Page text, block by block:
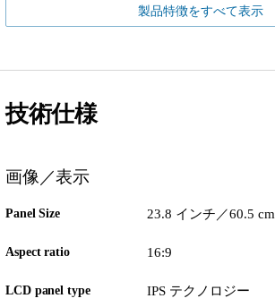
製品特徴をすべて表示
技術仕様
画像／表示
Panel Size 23.8 インチ／60.5 cm
Aspect ratio 16:9
LCD panel type IPS テクノロジー